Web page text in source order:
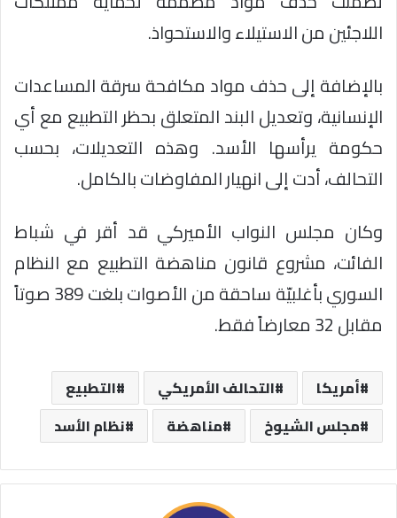
اللاجئين من الاستيلاء والاستحواذ.
بالإضافة إلى حذف مواد مكافحة سرقة المساعدات
الإنسانية، وتعديل البند المتعلق بحظر التطبيع مع أي
حكومة يرأسها الأسد. وهذه التعديلات، بحسب
التحالف، أدت إلى انهيار المفاوضات بالكامل.
وكان مجلس النواب الأميركي قد أقر في شباط
الفائت، مشروع قانون مناهضة التطبيع مع النظام
السوري بأغلبيّة ساحقة من الأصوات بلغت 389 صوتاً
مقابل 32 معارضاً فقط.
أمريكا التحالف الأمريكي
التطبيع
مجلس الشيوخ
مناهضة نظام الأسد